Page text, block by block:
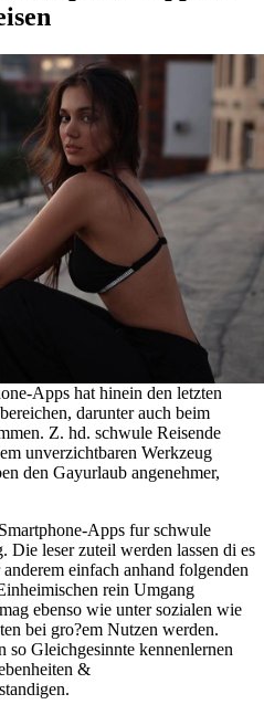
Apps hat hinein den letzten
darunter auch beim
Z. hd. schwule Reisende
unverzichtbaren Werkzeug
den Gayurlaub angenehmer,
Apps fur schwule
leser zuteil werden lassen di es
einfach anhand folgenden
rein Umgang
ebenso wie unter sozialen wie
bei gro?em Nutzen werden.
so Gleichgesinnte kennenlernen
&